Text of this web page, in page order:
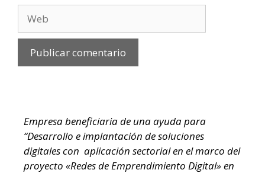
Empresa beneficiaria de una ayuda para
“Desarrollo e implantación de soluciones
digitales con aplicación sectorial en el marco del
proyecto «Redes de Emprendimiento Digital» en